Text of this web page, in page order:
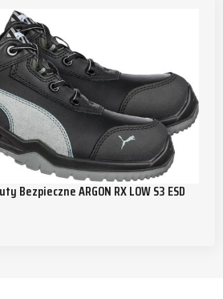
Bezpieczne ARGON RX LOW S3 ESD